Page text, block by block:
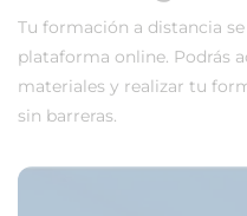
Tu formación a distancia
plataforma online. Podrás
materiales y realizar tu
sin barreras.